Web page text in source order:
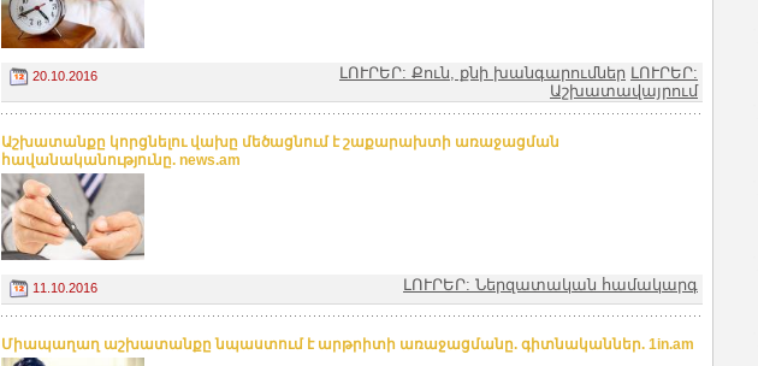
20.10.2016 ԼՈՒՐԵՐ: Քուն, քնի խանգարումներ ԼՈՒՐԵՐ:
Աշխատավայրում
Աշխատանքը կորցնելու վախը մեծացնում է շաքարախտի առաջացման
հավանականությունը. news.am
11.10.2016 ԼՈՒՐԵՐ: Ներզատական համակարգ
Միապաղաղ աշխատանքը նպաստում է արթրիտի առաջացմանը. գիտնականներ. 1in.am